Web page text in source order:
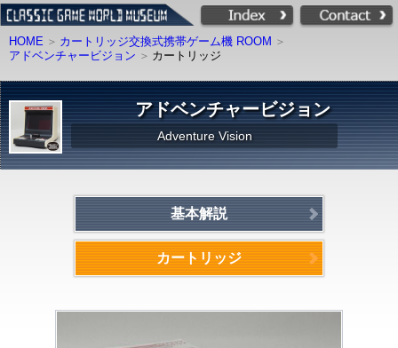
HOME
カートリッジ交換式携帯ゲーム機 ROOM
アドベンチャービジョン
カートリッジ
アドベンチャービジョン
Adventure Vision
基本解説
カートリッジ